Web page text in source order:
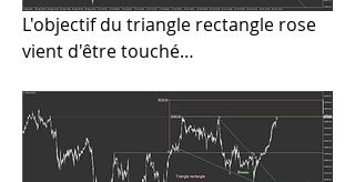
L'objectif du triangle rectangle rose
vient d'être touché…